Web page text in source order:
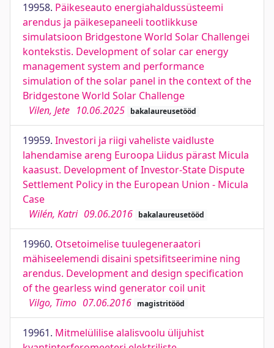
19958. Päikeseauto energiahaldussüsteemi
arendus ja päikesepaneeli tootlikkuse
simulatsioon Bridgestone World Solar Challengei
kontekstis. Development of solar car energy
management system and performance
simulation of the solar panel in the context of the
Bridgestone World Solar Challenge
Vilen, Jete 10.06.2025 bakalaureusetööd
19959. Investori ja riigi vaheliste vaidluste
lahendamise areng Euroopa Liidus pärast Micula
kaasust. Development of Investor-State Dispute
Settlement Policy in the European Union - Micula
Case
Wilén, Katri 09.06.2016 bakalaureusetööd
19960. Otsetoimelise tuulegeneraatori
mähiseelemendi disaini spetsifitseerimine ning
arendus. Development and design specification
of the gearless wind generator coil unit
Vilgo, Timo 07.06.2016 magistritööd
19961. Mitmelülilise alalisvoolu ülijuhist